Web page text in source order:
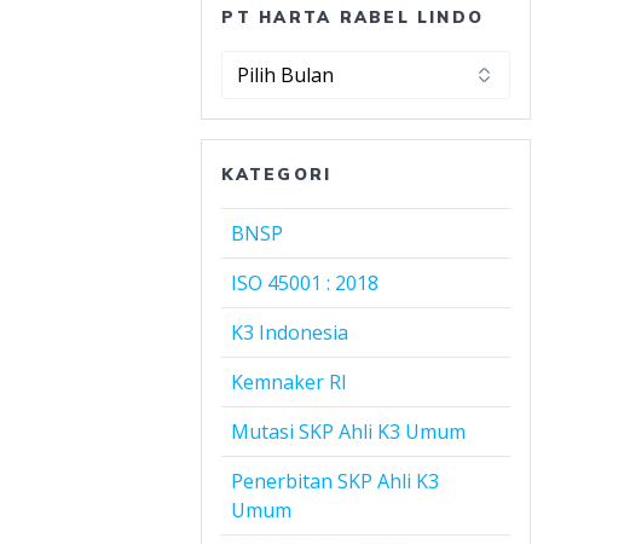
PT HARTA RABEL LINDO
PT
Rabel
KATEGORI
BNSP
ISO 45001 : 2018
K3 Indonesia
Kemnaker RI
Mutasi SKP Ahli K3 Umum
Penerbitan SKP Ahli K3
Umum